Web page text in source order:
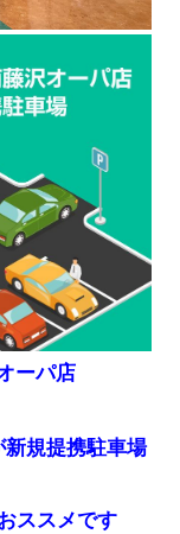
ーパ店
規提携駐車場
ススメです